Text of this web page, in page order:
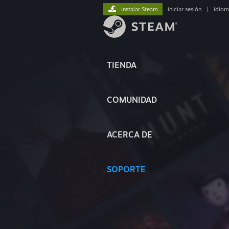
TIENDA
COMUNIDAD
ACERCA DE
SOPORTE
Instalar Steam iniciar sesión